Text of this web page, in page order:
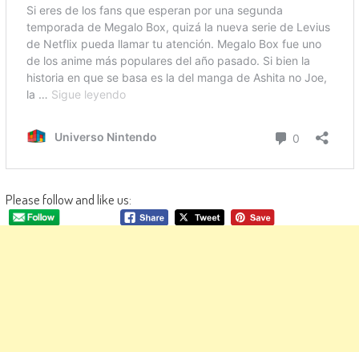
Please follow and like us: